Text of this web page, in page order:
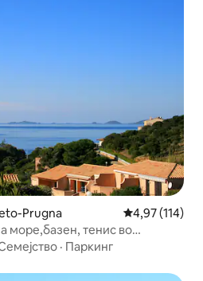
Prugna Просечна
4,97 (114)
море,базен, тенис во
· Паркинг